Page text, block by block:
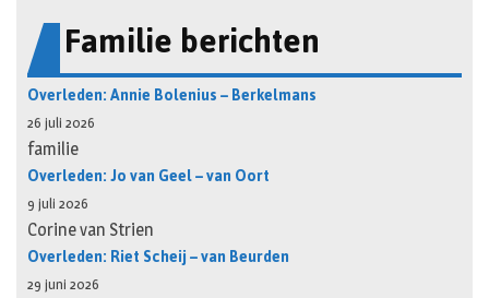
Familie berichten
Overleden: Annie Bolenius – Berkelmans
26 juli 2026
familie
Overleden: Jo van Geel – van Oort
9 juli 2026
Corine van Strien
Overleden: Riet Scheij – van Beurden
29 juni 2026